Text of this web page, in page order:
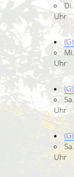
Uhr
Uhr
Uhr
Uhr